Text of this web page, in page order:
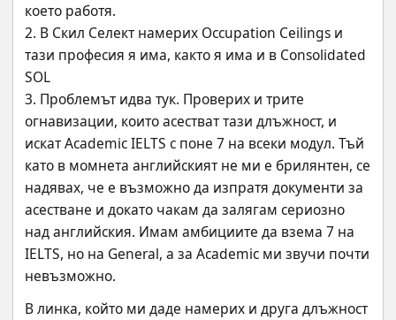
което работя.
2. В Скил Селект намерих Occupation Ceilings и
тази професия я има, както я има и в Consolidated
SOL
3. Проблемът идва тук. Проверих и трите
огнавизации, които асестват тази длъжност, и
искат Academic IELTS с поне 7 на всеки модул. Тъй
като в момнета английският не ми е брилянтен, се
надявах, че е възможно да изпратя документи за
асестване и докато чакам да залягам сериозно
над английския. Имам амбициите да взема 7 на
IELTS, но на General, а за Academic ми звучи почти
невъзможно.
В линка, който ми даде намерих и друга длъжност